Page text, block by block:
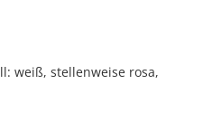
weiß, stellenweise rosa,